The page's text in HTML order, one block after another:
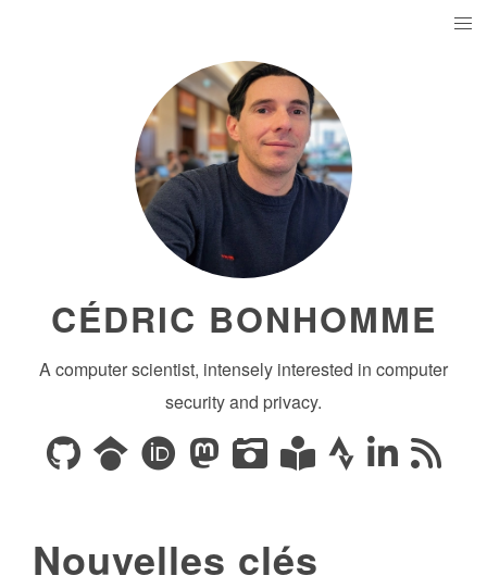
CÉDRIC BONHOMME
A computer scientist, intensely interested in computer
security and privacy.
Nouvelles clés